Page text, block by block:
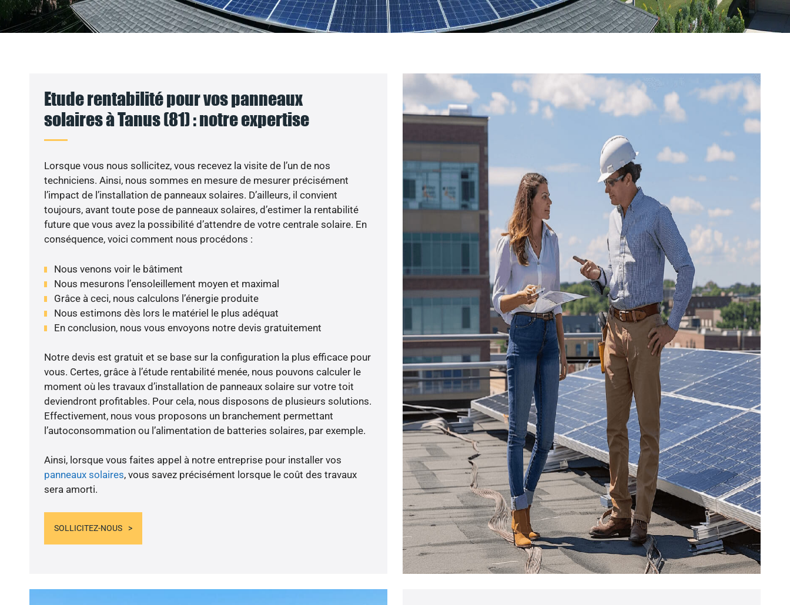
Etude rentabilité pour vos panneaux
solaires à Tanus (81) : notre expertise
Lorsque vous nous sollicitez, vous recevez la visite de l’un de nos
techniciens. Ainsi, nous sommes en mesure de mesurer précisément
l’impact de l’installation de panneaux solaires. D’ailleurs, il convient
toujours, avant toute pose de panneaux solaires, d’estimer la rentabilité
future que vous avez la possibilité d’attendre de votre centrale solaire. En
conséquence, voici comment nous procédons :
Nous venons voir le bâtiment
Nous mesurons l’ensoleillement moyen et maximal
Grâce à ceci, nous calculons l’énergie produite
Nous estimons dès lors le matériel le plus adéquat
En conclusion, nous vous envoyons notre devis gratuitement
Notre devis est gratuit et se base sur la configuration la plus efficace pour
vous. Certes, grâce à l’étude rentabilité menée, nous pouvons calculer le
moment où les travaux d’installation de panneaux solaire sur votre toit
deviendront profitables. Pour cela, nous disposons de plusieurs solutions.
Effectivement, nous vous proposons un branchement permettant
l’autoconsommation ou l’alimentation de batteries solaires, par exemple.
Ainsi, lorsque vous faites appel à notre entreprise pour installer vos
panneaux solaires, vous savez précisément lorsque le coût des travaux
sera amorti.
SOLLICITEZ-NOUS